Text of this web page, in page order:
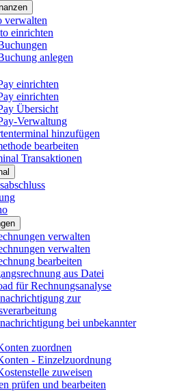
verwalten
einrichten
anlegen
einrichten
einrichten
Übersicht
Verwaltung
hinzufügen
bearbeiten
Transaktionen
verwalten
verwalten
bearbeiten
aus Datei
für Rechnungsanalyse
zur
bei unbekannter
zuordnen
- Einzelzuordnung
zuweisen
prüfen und bearbeiten